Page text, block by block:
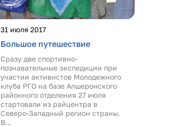
31 июля 2017
Большое путешествие
Сразу две спортивно-
познавательные экспедиции при
участии активистов Молодежного
клуба РГО на базе Апшеронского
районного отделения 27 июля
стартовали из райцентра в
Северо-Западный регион страны.
В...